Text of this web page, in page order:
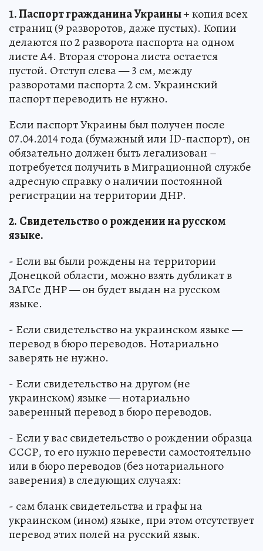
1. Паспорт гражданина Украины+ копия всех
страниц (9 разворотов, даже пустых). Копии
делаются по 2 разворота паспорта на одном
листе А4. Вторая сторона листа остается
пустой. Отступ слева — 3 см, между
разворотами паспорта 2 см. Украинский
паспорт переводить не нужно.
Если паспорт Украины был получен после
07.04.2014 года (бумажный или ID-паспорт), он
обязательно должен быть легализован –
потребуется получить в Миграционной службе
адресную справку о наличии постоянной
регистрации на территории ДНР.
2. Свидетельство о рождении на русском
языке.
- Если вы были рождены на территории
Донецкой области, можно взять дубликат в
ЗАГСе ДНР — он будет выдан на русском
языке.
- Если свидетельство на украинском языке —
перевод в бюро переводов. Нотариально
заверять не нужно.
- Если свидетельство на другом (не
украинском) языке — нотариально
заверенный перевод в бюро переводов.
- Если у вас свидетельство о рождении образца
СССР, то его нужно перевести самостоятельно
или в бюро переводов (без нотариального
заверения) в следующих случаях:
- сам бланк свидетельства и графы на
украинском (ином) языке, при этом отсутствует
перевод этих полей на русский язык.